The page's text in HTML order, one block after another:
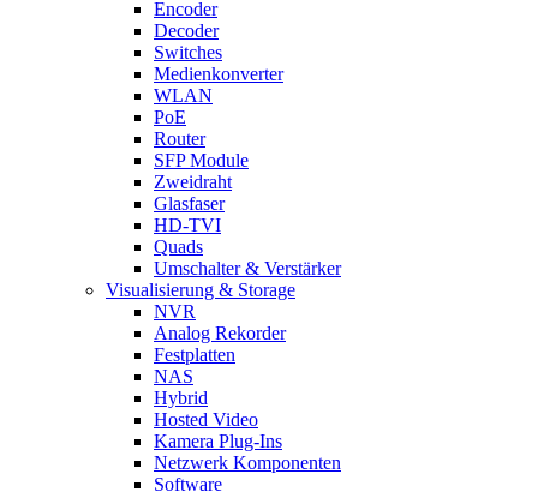
Encoder
Decoder
Switches
Medienkonverter
WLAN
PoE
Router
SFP Module
Zweidraht
Glasfaser
HD-TVI
Quads
Umschalter & Verstärker
Visualisierung & Storage
NVR
Analog Rekorder
Festplatten
NAS
Hybrid
Hosted Video
Kamera Plug-Ins
Netzwerk Komponenten
Software